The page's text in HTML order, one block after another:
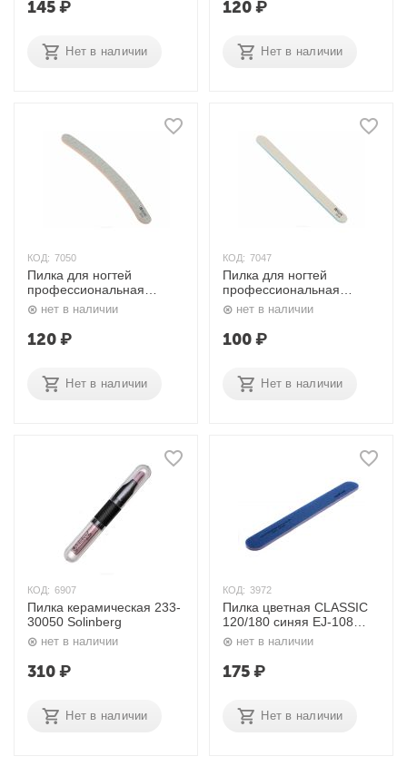
145₽
Нет в наличии
120₽
Нет в наличии
КОД: 7050
Пилка для ногтей
профессиональная
Бумеранг 180/240,
9101411К Dewal
нет в наличии
120₽
Нет в наличии
КОД: 7047
Пилка для ногтей
профессиональная
Прямая 180/180,
9100419К Dewal
нет в наличии
100₽
Нет в наличии
КОД: 6907
Пилка керамическая 233-
30050 Solinberg
нет в наличии
310₽
Нет в наличии
КОД: 3972
Пилка цветная CLASSIC
120/180 синяя EJ-108
Zinger
нет в наличии
175₽
Нет в наличии